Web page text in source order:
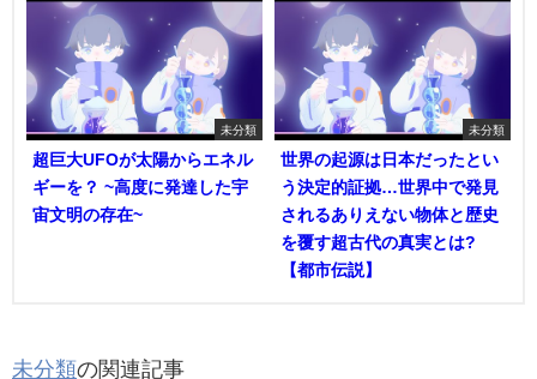
未分類
超巨大UFOが太陽からエネル
ギーを？ ~高度に発達した宇
宙文明の存在~
未分類
世界の起源は日本だったとい
う決定的証拠…世界中で発見
されるありえない物体と歴史
を覆す超古代の真実とは?
【都市伝説】
未分類の関連記事